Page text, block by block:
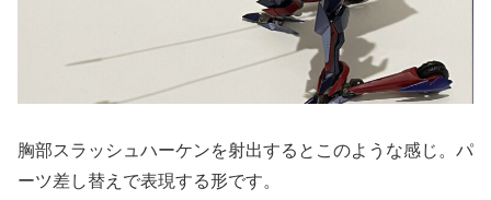
胸部スラッシュハーケンを射出するとこのような感じ。パ
ーツ差し替えで表現する形です。